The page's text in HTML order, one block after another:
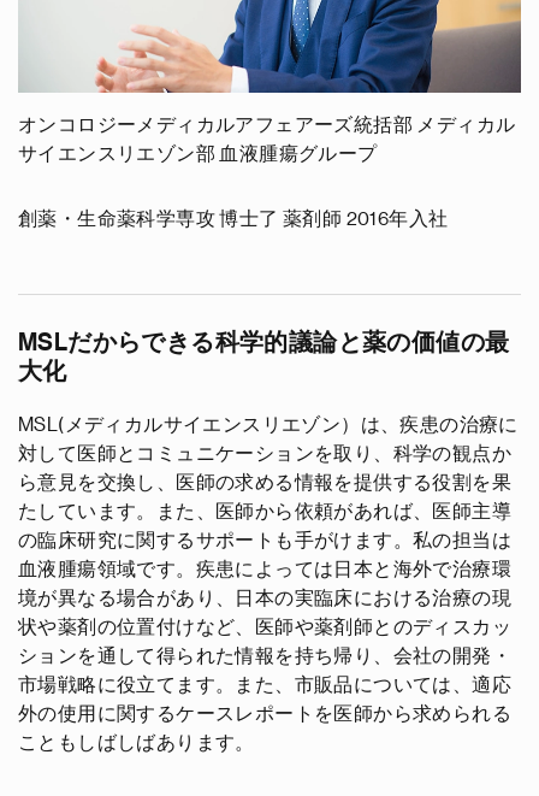
オンコロジーメディカルアフェアーズ統括部 メディカル
サイエンスリエゾン部 血液腫瘍グループ
創薬・生命薬科学専攻 博士了 薬剤師 2016年入社
MSLだからできる科学的議論と薬の価値の最
大化
MSL(メディカルサイエンスリエゾン）は、疾患の治療に
対して医師とコミュニケーションを取り、科学の観点か
ら意見を交換し、医師の求める情報を提供する役割を果
たしています。また、医師から依頼があれば、医師主導
の臨床研究に関するサポートも手がけます。私の担当は
血液腫瘍領域です。疾患によっては日本と海外で治療環
境が異なる場合があり、日本の実臨床における治療の現
状や薬剤の位置付けなど、医師や薬剤師とのディスカッ
ションを通して得られた情報を持ち帰り、会社の開発・
市場戦略に役立てます。また、市販品については、適応
外の使用に関するケースレポートを医師から求められる
こともしばしばあります。